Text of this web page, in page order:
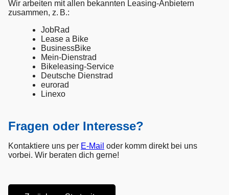
Wir arbeiten mit allen bekannten Leasing-Anbietern
zusammen, z. B.:
JobRad
Lease a Bike
BusinessBike
Mein-Dienstrad
Bikeleasing-Service
Deutsche Dienstrad
eurorad
Linexo
Fragen oder Interesse?
Kontaktiere uns per E-Mail oder komm direkt bei uns
vorbei. Wir beraten dich gerne!